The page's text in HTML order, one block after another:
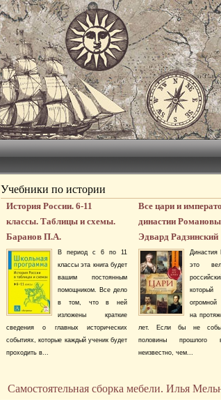
Учебники по истории
История России. 6-11
классы. Таблицы и схемы.
Баранов П.А.
В период с 6 по 11
классы эта книга будет
вашим постоянным
помощником. Все дело
в том, что в ней
изложены краткие
сведения о главных исторических
событиях, которые каждый ученик будет
проходить в...
Все цари и
династии
Эдвард Радзинский
Династия
это
огромной
на
лет. Если бы не
половины прошлого
неизвестно, чем...
Самостоятельная сборка мебели. Илья